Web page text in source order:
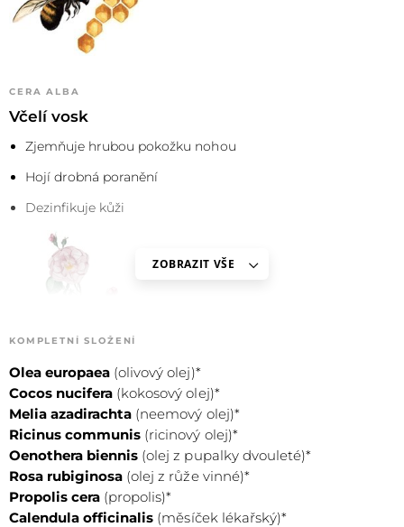
CERA ALBA
Včelí vosk
Zjemňuje hrubou pokožku nohou
Hojí drobná poranění
Dezinfikuje kůži
ROSA DAMASCENA
Růžový olej
Podporuje přirozenou regeneraci pokožky
Zpevňuje pokožku, hydratuje jí a tím předchází vráskám
Příjemná vůně navozuje pocity štěstí a radosti
ZOBRAZIT VŠE
KOMPLETNÍ SLOŽENÍ
Olea europaea (olivový olej)*
Cocos nucifera (kokosový olej)*
Melia azadirachta (neemový olej)*
Ricinus communis (ricinový olej)*
Oenothera biennis (olej z pupalky dvouleté)*
Rosa rubiginosa (olej z růže vinné)*
Propolis cera (propolis)*
Calendula officinalis (měsíček lékařský)*